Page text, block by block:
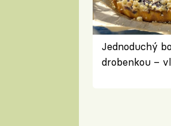
Jednoduchý
drobenkou –